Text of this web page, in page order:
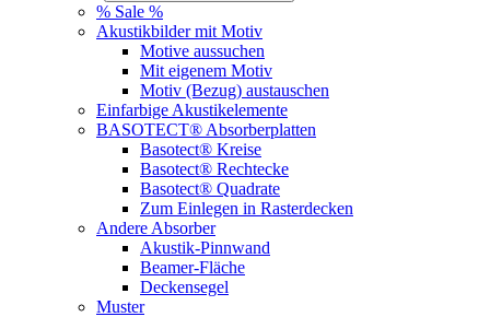
% Sale %
Akustikbilder mit Motiv
Motive aussuchen
Mit eigenem Motiv
Motiv (Bezug) austauschen
Einfarbige Akustikelemente
BASOTECT® Absorberplatten
Basotect® Kreise
Basotect® Rechtecke
Basotect® Quadrate
Zum Einlegen in Rasterdecken
Andere Absorber
Akustik-Pinnwand
Beamer-Fläche
Deckensegel
Muster